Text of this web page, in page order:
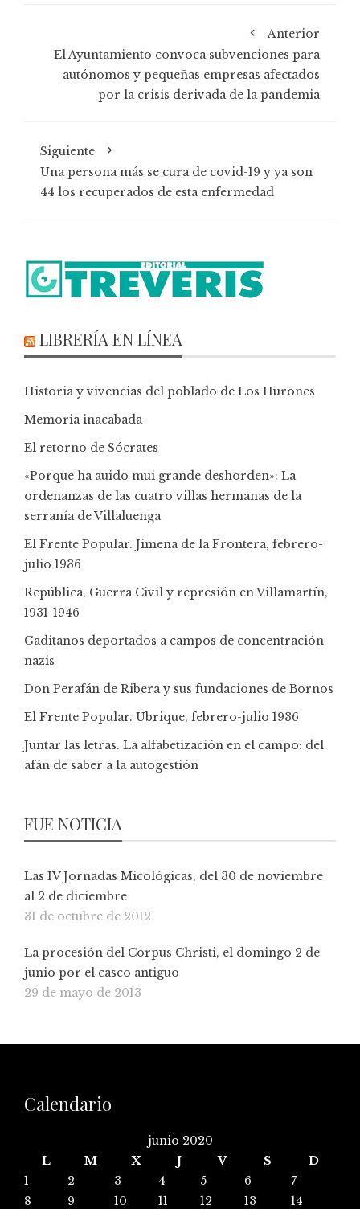
Anterior
El Ayuntamiento convoca subvenciones para
autónomos y pequeñas empresas afectados
por la crisis derivada de la pandemia
Siguiente
Una persona más se cura de covid-19 y ya son
44 los recuperados de esta enfermedad
LIBRERÍA EN LÍNEA
Historia y vivencias del poblado de Los Hurones
Memoria inacabada
El retorno de Sócrates
«Porque ha auido mui grande deshorden»: La
ordenanzas de las cuatro villas hermanas de la
serranía de Villaluenga
El Frente Popular. Jimena de la Frontera, febrero-
julio 1936
República, Guerra Civil y represión en Villamartín,
1931-1946
Gaditanos deportados a campos de concentración
nazis
Don Perafán de Ribera y sus fundaciones de Bornos
El Frente Popular. Ubrique, febrero-julio 1936
Juntar las letras. La alfabetización en el campo: del
afán de saber a la autogestión
FUE NOTICIA
Las IV Jornadas Micológicas, del 30 de noviembre
al 2 de diciembre
31 de octubre de 2012
La procesión del Corpus Christi, el domingo 2 de
junio por el casco antiguo
29 de mayo de 2013
Calendario
junio 2020
L
M X J V S
D
1
2 3 4 5 6
7
8
9 10 11 12 13
14